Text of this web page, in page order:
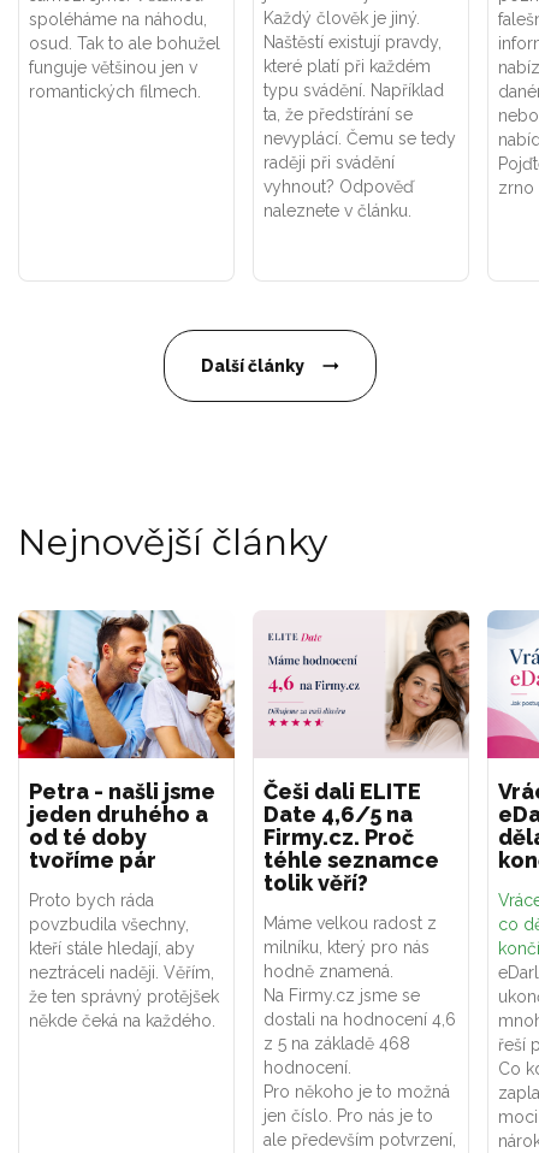
spoléháme na náhodu,
osud. Tak to ale bohužel
funguje většinou jen v
romantických filmech.
Každý člověk je jiný.
Naštěstí existují pravdy,
které platí při každém
typu svádění. Například
ta, že předstírání se
nevyplácí. Čemu se tedy
raději při svádění
vyhnout? Odpověď
naleznete v článku.
zrno
Další články
Nejnovější články
Petra - našli jsme
jeden druhého a
od té doby
tvoříme pár
Proto bych ráda
povzbudila všechny,
kteří stále hledají, aby
neztráceli naději. Věřím,
že ten správný protějšek
někde čeká na každého.
Češi dali ELITE
Date 4,6/5 na
Firmy.cz. Proč
téhle seznamce
tolik věří?
Máme velkou radost z
milníku, který pro nás
hodně znamená.
Na Firmy.cz jsme se
dostali na hodnocení 4,6
z 5 na základě 468
hodnocení.
Pro někoho je to možná
jen číslo. Pro nás je to
ale především potvrzení,
co
řeší
Co